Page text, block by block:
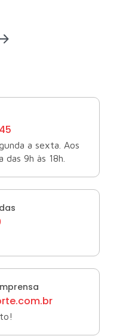
a sexta. Aos
das 9h às 18h.